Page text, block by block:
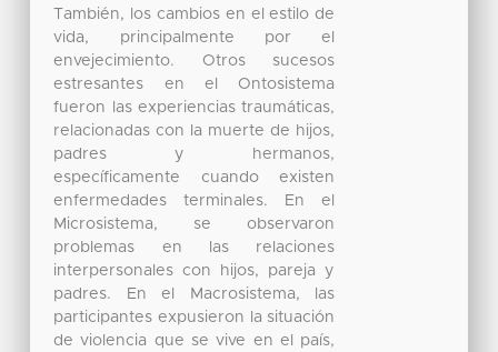
También, los cambios en el estilo de
vida, principalmente por el
envejecimiento. Otros sucesos
estresantes en el Ontosistema
fueron las experiencias traumáticas,
relacionadas con la muerte de hijos,
padres y hermanos,
específicamente cuando existen
enfermedades terminales. En el
Microsistema, se observaron
problemas en las relaciones
interpersonales con hijos, pareja y
padres. En el Macrosistema, las
participantes expusieron la situación
de violencia que se vive en el país,